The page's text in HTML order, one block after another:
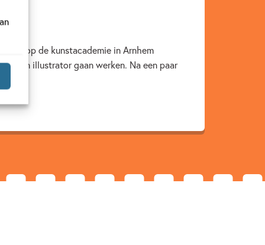
op de kunstacademie in Arnhem
en illustrator gaan werken. Na een paar